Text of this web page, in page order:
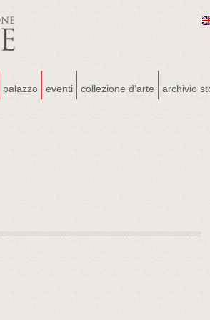
palazzo eventi collezione d’arte archivio